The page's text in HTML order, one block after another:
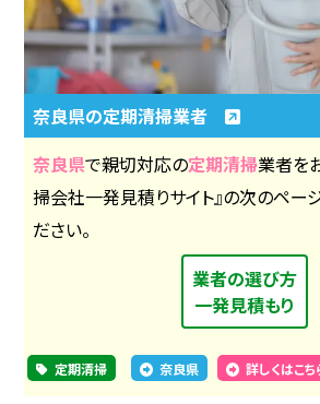
奈良県の定期清掃業者
奈良県で親切対応の定期清掃業者を
掃会社一発見積りサイト』の次のペー
ださい。
業者の選び方
一発見積もり
定期清掃 奈良県 詳しくはこち